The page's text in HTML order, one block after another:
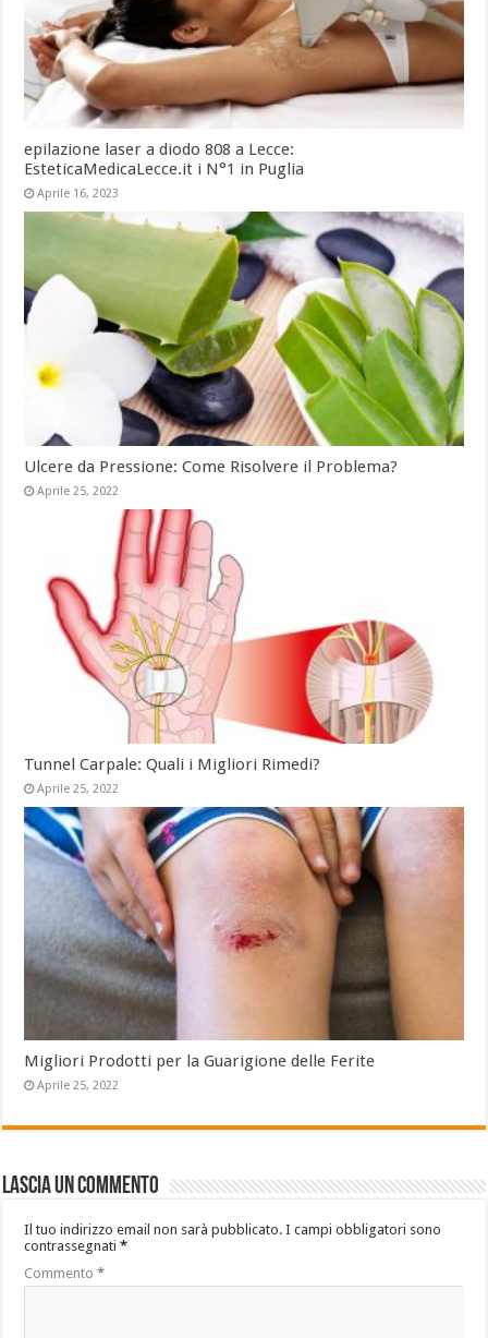
epilazione laser a diodo 808 a Lecce:
EsteticaMedicaLecce.it i N°1 in Puglia
Aprile 16, 2023
Ulcere da Pressione: Come Risolvere il Problema?
Aprile 25, 2022
Tunnel Carpale: Quali i Migliori Rimedi?
Aprile 25, 2022
Migliori Prodotti per la Guarigione delle Ferite
Aprile 25, 2022
Lascia un commento
Il tuo indirizzo email non sarà pubblicato. I campi obbligatori sono
contrassegnati*
Commento*